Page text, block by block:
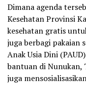
Dimana agenda
Kesehatan Provinsi
kesehatan gratis
juga berbagi pakaian
Anak Usia Dini
bantuan di Nunukan,
juga